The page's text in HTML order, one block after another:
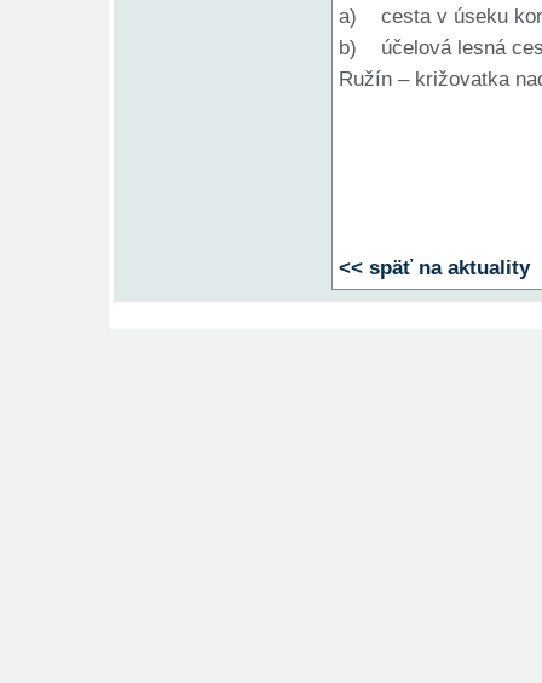
a) cesta v úseku
b) účelová lesná
Ružín – križovatka
<< späť na aktuality